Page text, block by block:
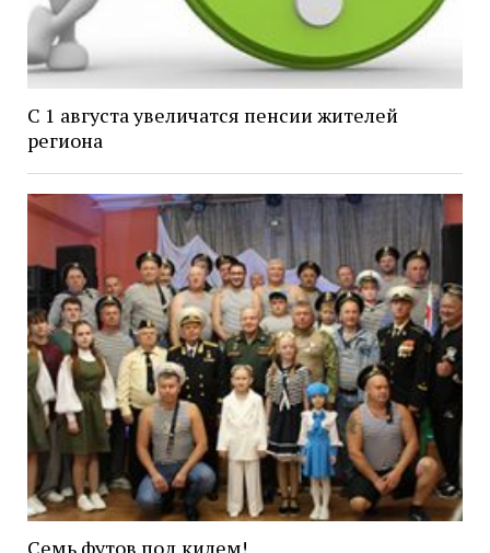
С 1 августа увеличатся пенсии жителей
региона